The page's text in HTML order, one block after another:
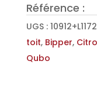
en
Aluminium
pour
Citroen
Référence :
UGS : 10912+L1172
toit, Bipper,
Qubo